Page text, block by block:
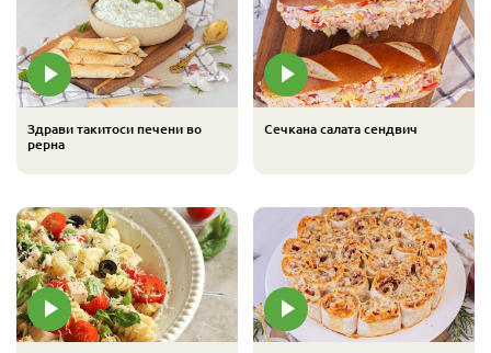
Здрави такитоси печени во
рерна
Сечкана салата сендвич